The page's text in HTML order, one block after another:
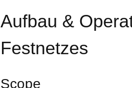
Aufbau &
Festnetzes
Scope